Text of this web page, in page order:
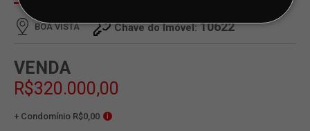
BOA VISTA Chave do Imóvel:10622
VENDA
R$320.000,00
+ Condomínio R$0,00 i